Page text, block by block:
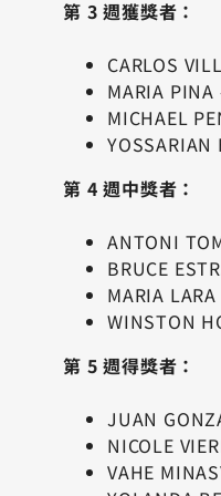
第 3 週獲獎者：
CARLOS
MARIA PINA
MICHAEL
YOSSARIAN
第 4 週中獎者：
ANTONI
BRUCE
MARIA
WINSTON
第 5 週得獎者：
JUAN
NICOLE
VAHE